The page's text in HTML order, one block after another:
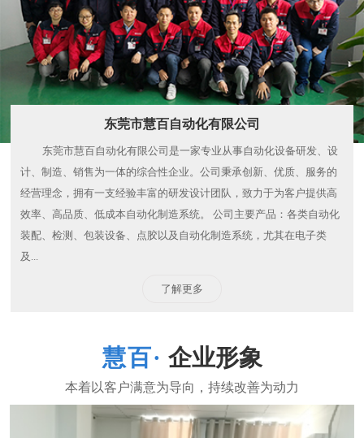
东莞市慧百自动化有限公司
东莞市慧百自动化有限公司是一家专业从事自动化设备研发、设
计、制造、销售为一体的综合性企业。公司秉承创新、优质、服务的
经营理念，拥有一支经验丰富的研发设计团队，致力于为客户提供高
效率、高品质、低成本自动化制造系统。 公司主要产品：各类自动化
装配、检测、包装设备、点胶以及自动化制造系统，尤其在电子类
及...
了解更多
企业形象